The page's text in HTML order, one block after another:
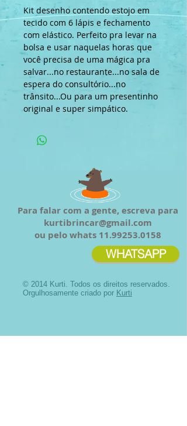
Kit desenho contendo estojo em
tecido com 6 lápis e fechamento
com elástico. Perfeito pra levar na
bolsa e usar naquelas horas que
você precisa de uma mágica pra
salvar...no restaurante...no sala de
espera do consultório...no
trânsito...Ou para um presentinho
original e super simpático.
Para falar com a gente, escreva para
kurtibrincar@gmail.com
ou pelo whats 11.99253.0158
WHATSAPP
© 2014 Kurti. Todos os direitos reservados.
Orgulhosamente criado por Kurti